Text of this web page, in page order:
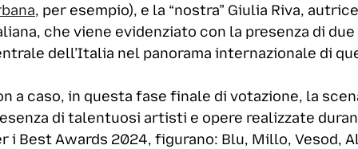
, per esempio), e la “nostra” Giulia Riva,
che viene evidenziato con la presenza di
dell’Italia nel panorama internazionale di
a caso, in questa fase finale di votazione, la
di talentuosi artisti e opere realizzate
i Best Awards 2024, figurano: Blu, Millo, Vesod,